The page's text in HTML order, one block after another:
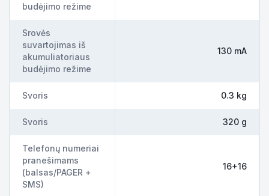
budėjimo režime
Srovės
suvartojimas iš
akumuliatoriaus
budėjimo režime
130 mA
Svoris 0.3 kg
Svoris 320 g
Telefonų numeriai
pranešimams
(balsas/PAGER +
SMS)
16+16